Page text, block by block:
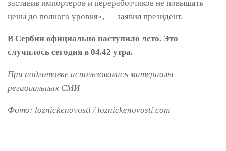
заставив импортеров и переработчиков не повышать
цены до полного уровня», — заявил президент.
В Сербии официально наступило лето. Это
случилось сегодня в 04.42 утра.
При подготовке использовались материалы
региональных СМИ
Фото: loznickenovosti / loznickenovosti.com